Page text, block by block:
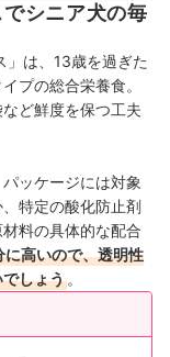
シニア犬の毎
」は、13歳を過ぎた
プの総合栄養食。
ど鮮度を保つ工夫
ッケージには対象
特定の酸化防止剤
料の具体的な配合
に高いので、透明性
しょう 。